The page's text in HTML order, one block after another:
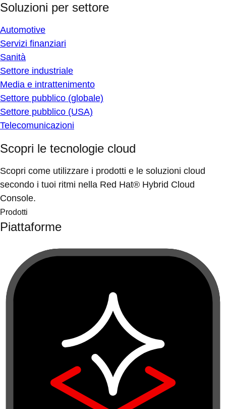
Soluzioni per settore
Automotive
Servizi finanziari
Sanità
Settore industriale
Media e intrattenimento
Settore pubblico (globale)
Settore pubblico (USA)
Telecomunicazioni
Scopri le tecnologie cloud
Scopri come utilizzare i prodotti e le soluzioni cloud
secondo i tuoi ritmi nella Red Hat® Hybrid Cloud
Console.
Prodotti
Piattaforme